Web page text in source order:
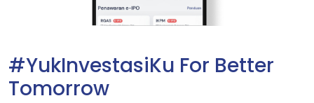
#YukInvestasiKu For Better
Tomorrow